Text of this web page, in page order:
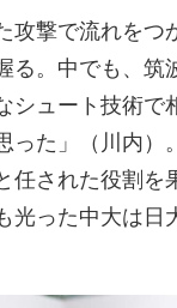
攻撃で流れをつ
る。中でも、筑
ュート技術で
った」（川内）
任された役割を
光った中大は日